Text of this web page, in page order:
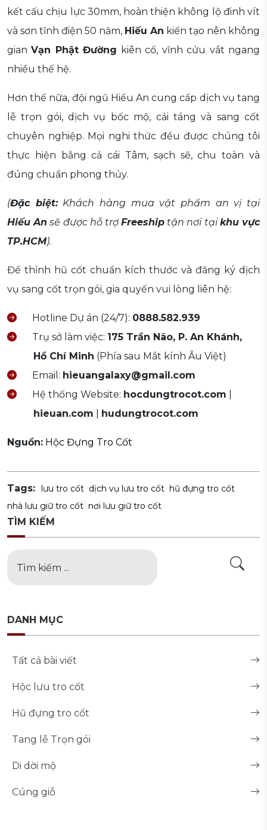
kết cấu chịu lực 30mm, hoàn thiện không lộ đinh vít
và sơn tĩnh điện 50 năm, Hiếu An kiến tạo nên không
gianVạn Phật Đường kiên cố, vĩnh cửu vắt ngang
nhiều thế hệ.
Hơn thế nữa, đội ngũ Hiếu An cung cấp dịch vụ tang
lễ trọn gói, dịch vụ bốc mộ, cải táng và sang cốt
chuyên nghiệp. Mọi nghi thức đều được chúng tôi
thực hiện bằng cả cái Tâm, sạch sẽ, chu toàn và
đúng chuẩn phong thủy.
(Đặc biệt:Khách hàng mua vật phẩm an vị tại
Hiếu An sẽ được hỗ trợFreeship tận nơi tạikhu vực
TP.HCM).
Để thỉnh hũ cốt chuẩn kích thước và đăng ký dịch
vụ sang cốt trọn gói, gia quyến vui lòng liên hệ:
Hotline Dự án (24/7): 0888.582.939
Trụ sở làm việc: 175 Trần Não, P. An Khánh,
Hồ Chí Minh (Phía sau Mắt kính Âu Việt)
Email: hieuangalaxy@gmail.com
Hệ thống Website: hocdungtrocot.com
hieuan.com
hudungtrocot.com
Nguồn: Hộc Đựng Tro Cốt
Tags: lưu tro cốt dịch vụ lưu tro cốt hũ đựng tro cốt
nhà lưu giữ tro cốt nơi lưu giữ tro cốt
TÌM KIẾM
DANH MỤC
Tất cả bài viết
Hộc lưu tro cốt
Hũ đựng tro cốt
Tang lễ Trọn gói
Di dời mộ
Cúng giỗ